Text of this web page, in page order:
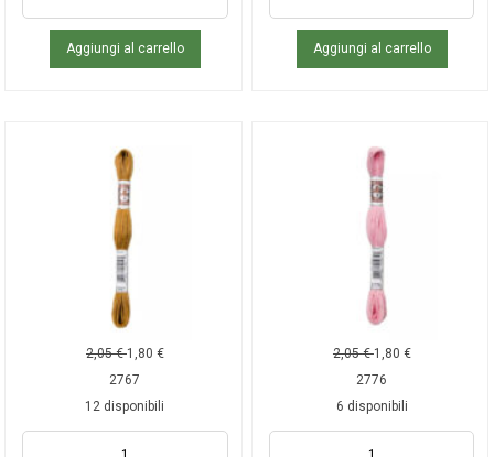
Aggiungi al carrello Aggiungi al carrello
2,05€ 1,80 €
2767
12 disponibili
2,05€ 1,80 €
2776
6 disponibili